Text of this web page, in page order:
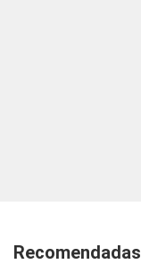
Recomendadas